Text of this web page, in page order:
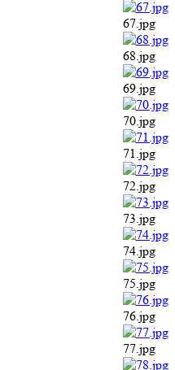
67.jpg
68.jpg
69.jpg
70.jpg
71.jpg
72.jpg
73.jpg
74.jpg
75.jpg
76.jpg
77.jpg